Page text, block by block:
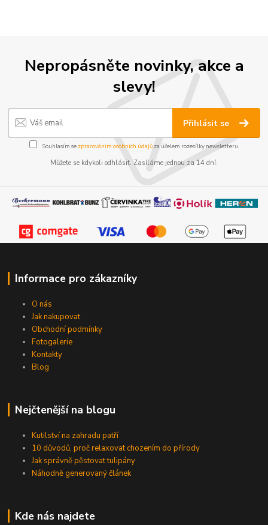
Nepropásněte novinky, akce a
slevy!
Přihlásit se
Souhlasím se zpracováním osobních údajůza účelem rozesílky newsletteru.
Můžete se kdykoli odhlásit. Zasíláme jednou za 14 dní.
Informace pro zákazníky
O nás
Jak nakupovat
Obchodní podmínky
Fotogalerie
Kontakty
Blog
Nejčtenější na blogu
Kutilství na zahradu patří
10 důvodů, proč relaxovat chozením do přírody
Jak správně pěstovat tulipány
Náhodně generovaný článek
Kde nás najdete